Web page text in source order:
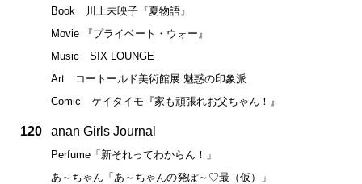
Book 川上未映子『夏物語』
Movie 『プライベート・ウォー』
Music SIX LOUNGE
Art コートールド美術館展 魅惑の印象派
Comic ケイタイモ『家も頑張れお父ちゃん！』
120 anan Girls Journal
Perfume「新それってわからん！」
あ～ちゃん「あ～ちゃんの発ぽ～♡最（仮）」